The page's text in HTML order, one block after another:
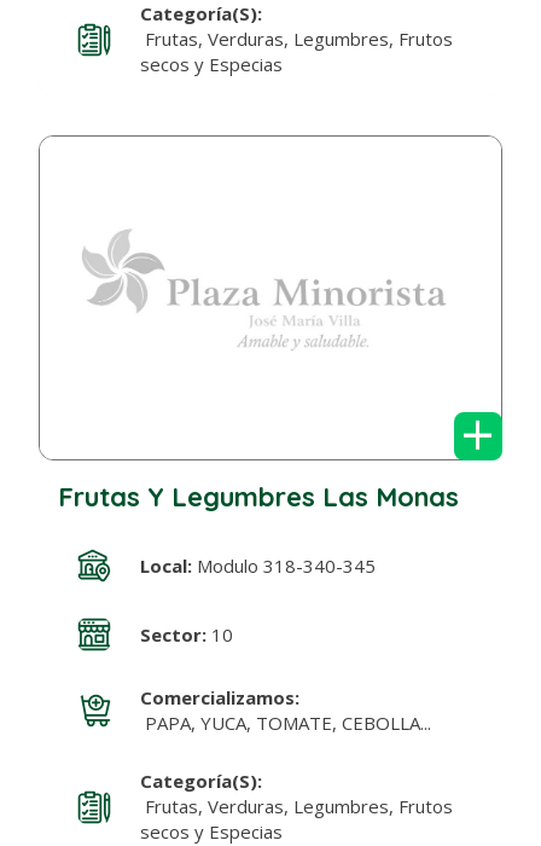
Categoría(s):
Frutas, Verduras, Legumbres, Frutos
secos y Especias
+
Frutas Y Legumbres Las Monas
Local:Modulo 318-340-345
Sector:10
Comercializamos:
PAPA, YUCA, TOMATE, CEBOLLA...
Categoría(s):
Frutas, Verduras, Legumbres, Frutos
secos y Especias